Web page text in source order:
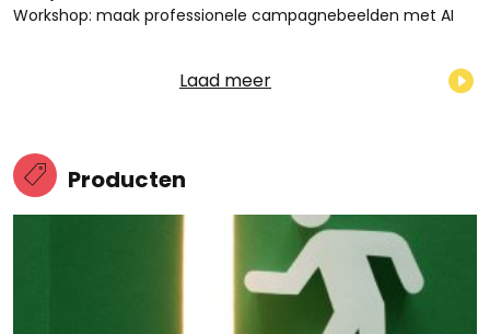
Workshop: maak professionele campagnebeelden met AI
Laad meer
Producten